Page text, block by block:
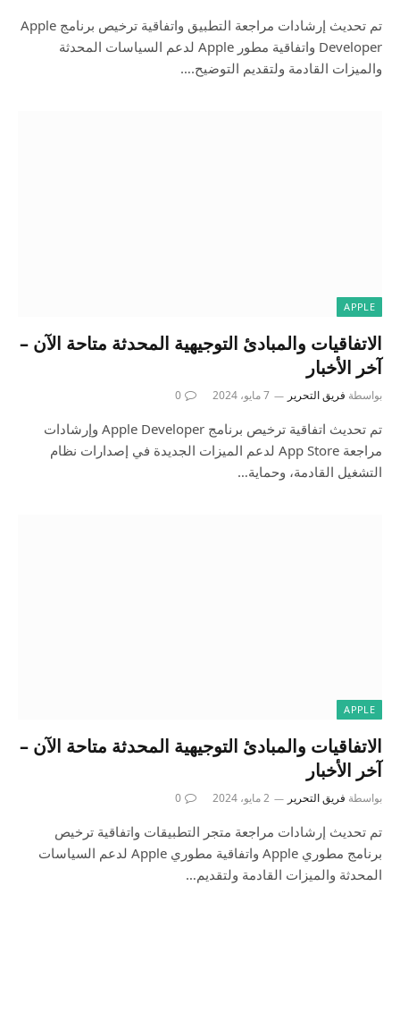
تم تحديث إرشادات مراجعة التطبيق واتفاقية ترخيص برنامج Apple
Developer واتفاقية مطور Apple لدعم السياسات المحدثة
والميزات القادمة ولتقديم التوضيح.…
APPLE
الاتفاقيات والمبادئ التوجيهية المحدثة متاحة الآن –
آخر الأخبار
بواسطة فريق التحرير 7 مايو، 2024 0
تم تحديث اتفاقية ترخيص برنامج Apple Developer وإرشادات
مراجعة App Store لدعم الميزات الجديدة في إصدارات نظام
التشغيل القادمة، وحماية…
APPLE
الاتفاقيات والمبادئ التوجيهية المحدثة متاحة الآن –
آخر الأخبار
بواسطة فريق التحرير 2 مايو، 2024 0
تم تحديث إرشادات مراجعة متجر التطبيقات واتفاقية ترخيص
برنامج مطوري Apple واتفاقية مطوري Apple لدعم السياسات
المحدثة والميزات القادمة ولتقديم…